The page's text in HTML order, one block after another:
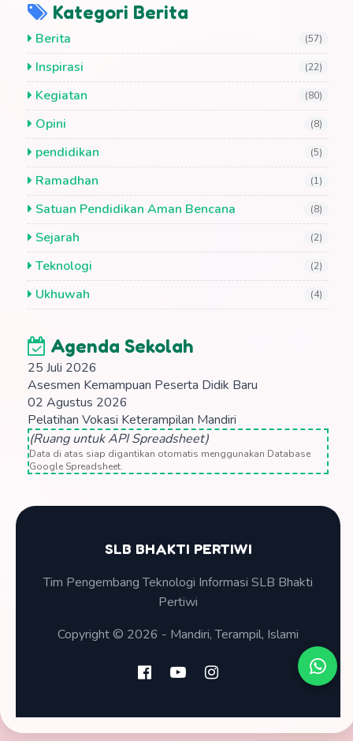
Kategori Berita
Berita (57)
Inspirasi (22)
Kegiatan (80)
Opini (8)
pendidikan (5)
Ramadhan (1)
Satuan Pendidikan Aman Bencana (8)
Sejarah (2)
Teknologi (2)
Ukhuwah (4)
Agenda Sekolah
25 Juli 2026
Asesmen Kemampuan Peserta Didik Baru
02 Agustus 2026
Pelatihan Vokasi Keterampilan Mandiri
(Ruang untuk API Spreadsheet)
Data di atas siap digantikan otomatis menggunakan Database
Google Spreadsheet.
SLB BHAKTI PERTIWI
Tim Pengembang Teknologi Informasi SLB Bhakti
Pertiwi
Copyright © 2026 - Mandiri, Terampil, Islami